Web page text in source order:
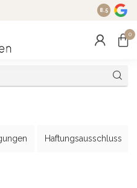
Ruim 16
8.5
0
Haftungsausschluss